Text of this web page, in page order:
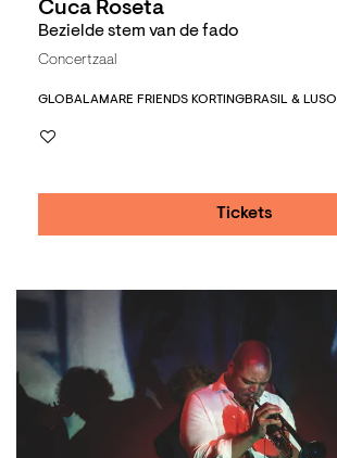
Cuca Roseta
Bezielde stem van de fado
Concertzaal
GLOBALAMARE FRIENDS KORTINGBRASIL & LUSO
Tickets